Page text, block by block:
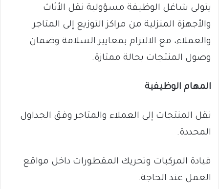
يتولى شاغل الوظيفة مسؤولية نقل الأثاث
والأجهزة المنزلية من مراكز التوزيع إلى المتاجر
والعملاء، مع الالتزام بمعايير السلامة وضمان
وصول المنتجات بحالة ممتازة.
المهام الوظيفية
نقل المنتجات إلى العملاء والمتاجر وفق الجداول
المحددة.
قيادة المركبات وتحريك المقطورات داخل مواقع
العمل عند الحاجة.